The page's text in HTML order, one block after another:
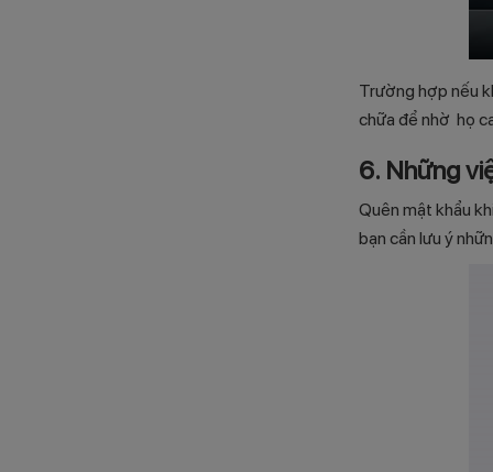
Trường hợp nếu
chữa để nhờ họ
6. Những
Quên mật khẩu
bạn cần lưu ý